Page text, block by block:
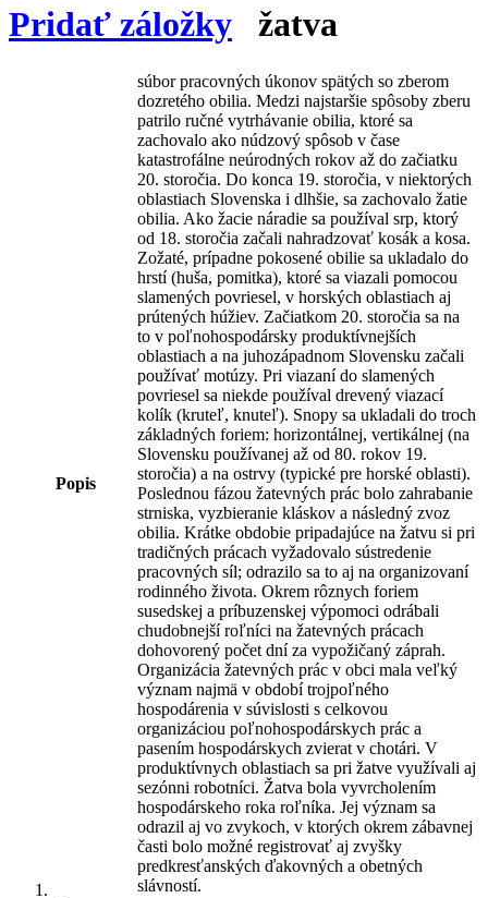
Pridať záložky žatva
Popis
súbor pracovných úkonov spätých so zberom
dozretého obilia. Medzi najstaršie spôsoby zberu
patrilo ručné vytrhávanie obilia, ktoré sa
zachovalo ako núdzový spôsob v čase
katastrofálne neúrodných rokov až do začiatku
20. storočia. Do konca 19. storočia, v niektorých
oblastiach Slovenska i dlhšie, sa zachovalo žatie
obilia. Ako žacie náradie sa používal srp, ktorý
od 18. storočia začali nahradzovať kosák a kosa.
Zožaté, prípadne pokosené obilie sa ukladalo do
hrstí (huša, pomitka), ktoré sa viazali pomocou
slamených povriesel, v horských oblastiach aj
prútených húžiev. Začiatkom 20. storočia sa na
to v poľnohospodársky produktívnejších
oblastiach a na juhozápadnom Slovensku začali
používať motúzy. Pri viazaní do slamených
povriesel sa niekde používal drevený viazací
kolík (kruteľ, knuteľ). Snopy sa ukladali do troch
základných foriem: horizontálnej, vertikálnej (na
Slovensku používanej až od 80. rokov 19.
storočia) a na ostrvy (typické pre horské oblasti).
Poslednou fázou žatevných prác bolo zahrabanie
strniska, vyzbieranie kláskov a následný zvoz
obilia. Krátke obdobie pripadajúce na žatvu si pri
tradičných prácach vyžadovalo sústredenie
pracovných síl; odrazilo sa to aj na organizovaní
rodinného života. Okrem rôznych foriem
susedskej a príbuzenskej výpomoci odrábali
chudobnejší roľníci na žatevných prácach
dohovorený počet dní za vypožičaný záprah.
Organizácia žatevných prác v obci mala veľký
význam najmä v období trojpoľného
hospodárenia v súvislosti s celkovou
organizáciou poľnohospodárskych prác a
pasením hospodárskych zvierat v chotári. V
produktívnych oblastiach sa pri žatve využívali aj
sezónni robotníci. Žatva bola vyvrcholením
hospodárskeho roka roľníka. Jej význam sa
odrazil aj vo zvykoch, v ktorých okrem zábavnej
časti bolo možné registrovať aj zvyšky
predkresťanských ďakovných a obetných
slávností.